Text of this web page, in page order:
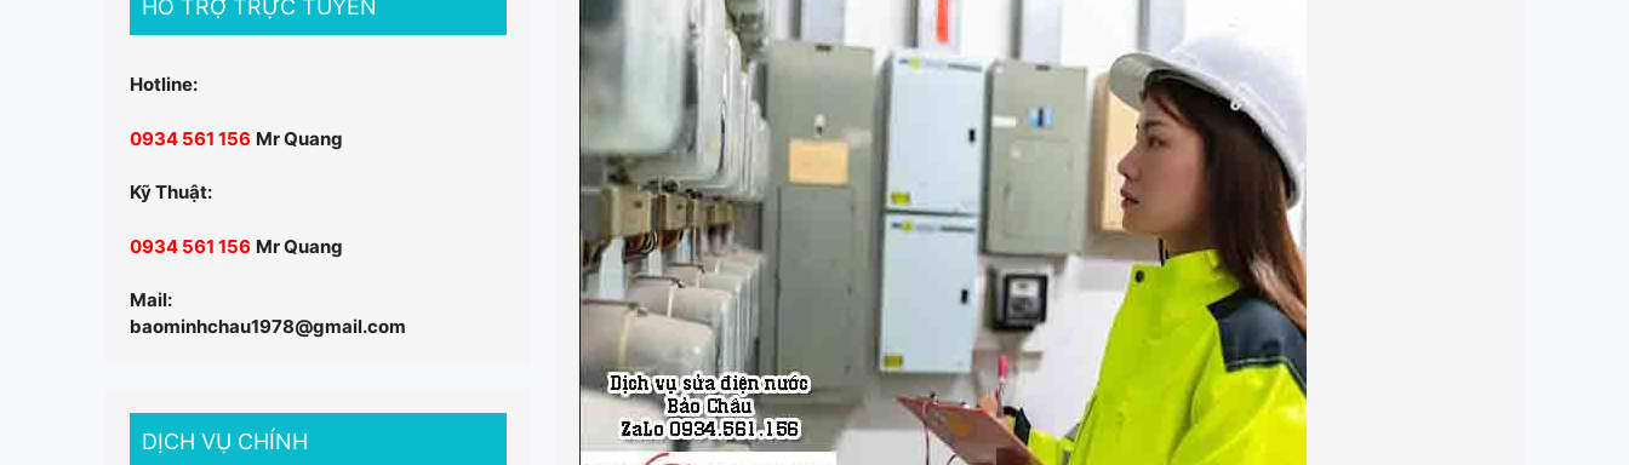
HỖ TRỢ TRỰC TUYẾN
Hotline:
0934 561 156 Mr Quang
Kỹ Thuật:
0934 561 156 Mr Quang
Mail:
baominhchau1978@gmail.com
DỊCH VỤ CHÍNH